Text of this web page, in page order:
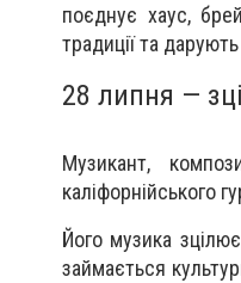
поєднує хаус,
традиції та дарують
28 липня —
Музикант,
каліфорнійського
Його музика
займається